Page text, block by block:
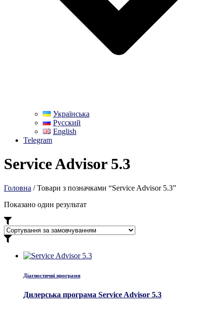
Українська
Русский
English
Telegram
Service Advisor 5.3
Головна / Товари з позначками “Service Advisor 5.3”
Показано один результат
Діагностичні програми
Дилерська програма Service Advisor 5.3